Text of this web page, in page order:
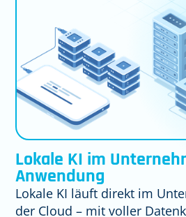
Lokale KI im
Anwendung
Lokale KI läuft direkt im
der Cloud – mit voller